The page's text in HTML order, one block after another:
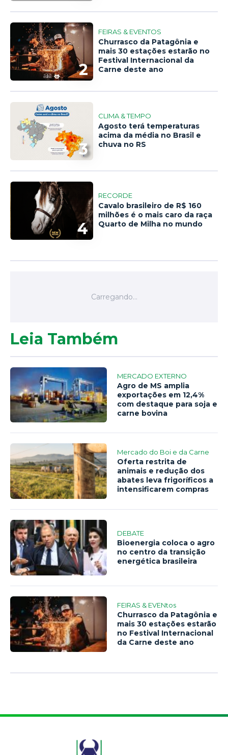
2
FEIRAS & EVENTOS
Churrasco da Patagônia e
mais 30 estações estarão no
Festival Internacional da
Carne deste ano
3
CLIMA & TEMPO
Agosto terá temperaturas
acima da média no Brasil e
chuva no RS
4
RECORDE
Cavalo brasileiro de R$ 160
milhões é o mais caro da raça
Quarto de Milha no mundo
Leia Também
MERCADO EXTERNO
Agro de MS amplia
exportações em 12,4%
com destaque para soja e
carne bovina
Mercado do Boi e da Carne
Oferta restrita de
animais e redução dos
abates leva frigoríficos a
intensificarem compras
DEBATE
Bioenergia coloca o agro
no centro da transição
energética brasileira
FEIRAS & EVENtos
Churrasco da Patagônia e
mais 30 estações estarão
no Festival Internacional
da Carne deste ano